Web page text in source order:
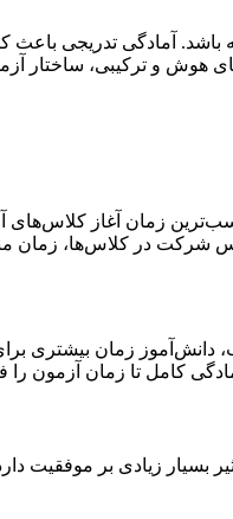
باشد. آمادگی تدریجی
هوش و ترکیبی، ساختار
زمان آغاز کلاس‌های
سپس شرکت در کلاس‌ها، زمان
دانش‌آموز زمان بیشتری
کامل تا زمان آزمون را
زیادی بر موفقیت